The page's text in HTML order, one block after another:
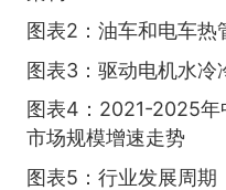
图表2：油车和电车热
图表3：驱动电机水冷
图表4：2021-2025年
市场规模增速走势
图表5：行业发展周期